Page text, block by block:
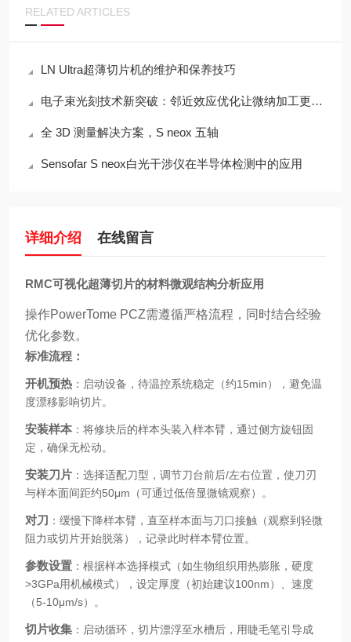
RELATED ARTICLES
LN Ultra超薄切片机的维护和保养技巧
电子束光刻技术新突破：邻近效应优化让微纳加工更精准​
全 3D 测量解决方案，S neox 五轴
Sensofar S neox白光干涉仪在半导体检测中的应用
详细介绍 在线留言
RMC可视化超薄切片的材料微观结构分析应用
操作PowerTome PCZ需遵循严格流程，同时结合经验
优化参数。
标准流程：
开机预热 ：启动设备，待温控系统稳定（约15min），避免温
度漂移影响切片。
安装样本 ：将修块后的样本头装入样本臂，通过侧方旋钮固
定，确保无松动。
安装刀片 ：选择适配刀型，调节刀台前后/左右位置，使刀刃
与样本面间距约50μm（可通过低倍显微镜观察）。
对刀 ：缓慢下降样本臂，直至样本面与刀口接触（观察到轻微
阻力或切片开始脱落），记录此时样本臂位置。
参数设置 ：根据样本选择模式（如生物组织用热膨胀，硬度
>3GPa用机械模式），设定厚度（初始建议100nm）、速度
（5-10μm/s）。
切片收集 ：启动循环，切片漂浮至水槽后，用睫毛笔引导成